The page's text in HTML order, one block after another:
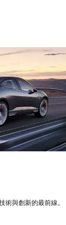
術與創新的最前線。